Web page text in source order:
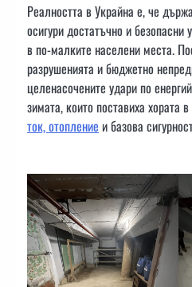
Реалността в Украйна е, че
осигури достатъчно и безопасни
в по-малките населени места.
разрушенията и бюджетно
целенасочените удари по
зимата, които поставиха хората в
ток, отопление и базова